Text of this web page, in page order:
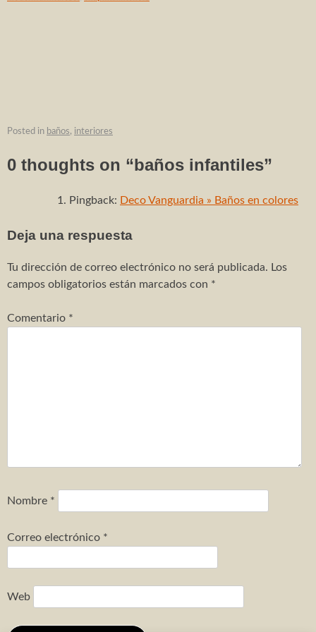
Reforma e interiorismo apartamento
Adosados Les Barraques
8 adosados
3 adosados Real de Gandia
Edificio de oficinas
Posted in baños, interiores
0 thoughts on “baños infantiles”
Pingback: Deco Vanguardia » Baños en colores
Deja una respuesta
Tu dirección de correo electrónico no será publicada. Los
campos obligatorios están marcados con *
Comentario *
Nombre *
Correo electrónico *
Web